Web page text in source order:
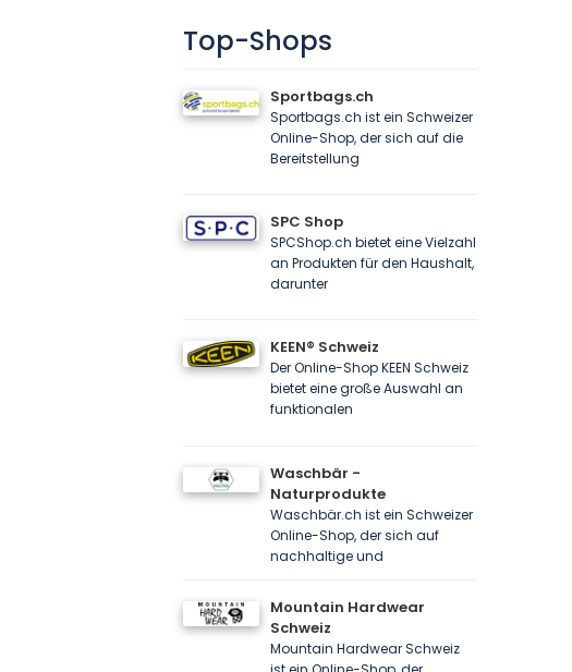
Top-Shops
Sportbags.ch
Sportbags.ch ist ein Schweizer
Online-Shop, der sich auf die
Bereitstellung
SPC Shop
SPCShop.ch bietet eine Vielzahl
an Produkten für den Haushalt,
darunter
KEEN® Schweiz
Der Online-Shop KEEN Schweiz
bietet eine große Auswahl an
funktionalen
Waschbär -
Naturprodukte
Waschbär.ch ist ein Schweizer
Online-Shop, der sich auf
nachhaltige und
Mountain Hardwear
Schweiz
Mountain Hardwear Schweiz